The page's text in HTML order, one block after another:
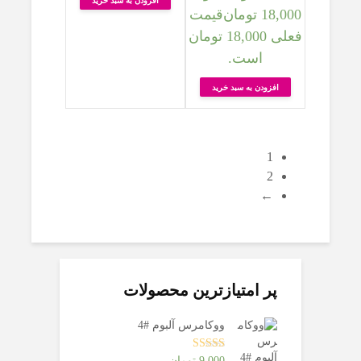
18,000 تومانقیمت
فعلی 18,000 تومان
است.
افزودن به سبد خرید
1
2
←
پر امتیازترین محصولات
ووکامرس آلبوم #4